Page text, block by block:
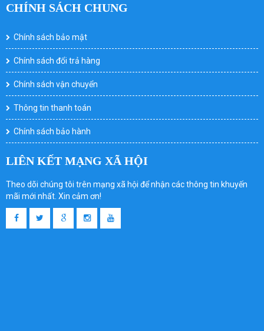
CHÍNH SÁCH CHUNG
Chính sách bảo mật
Chính sách đổi trả hàng
Chính sách vận chuyển
Thông tin thanh toán
Chính sách bảo hành
LIÊN KẾT MẠNG XÃ HỘI
Theo dõi chúng tôi trên mạng xã hội để nhận các thông tin khuyến
mãi mới nhất. Xin cảm ơn!